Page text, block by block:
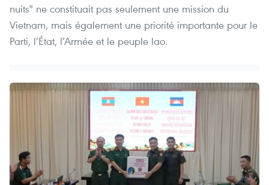
nuits" ne constituait pas seulement une mission du
Vietnam, mais également une priorité importante pour le
Parti, l’État, l’Armée et le peuple lao.